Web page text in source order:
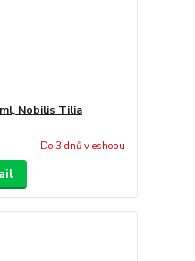
Nobilis Tilia
Do 3 dnů v eshopu